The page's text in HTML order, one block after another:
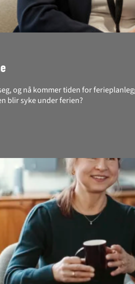
og nå kommer tiden for
blir syke under ferien?